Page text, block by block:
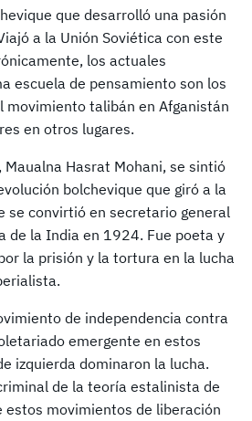
que desarrolló una pasión
a la Unión Soviética con este
los actuales
escuela de pensamiento son los
movimiento talibán en Afganistán
en otros lugares.
Hasrat Mohani, se sintió
bolchevique que giró a la
se convirtió en secretario general
de la India en 1924. Fue poeta y
la prisión y la tortura en la lucha
de independencia contra
emergente en estos
izquierda dominaron la lucha.
de la teoría estalinista de
estos movimientos de liberación